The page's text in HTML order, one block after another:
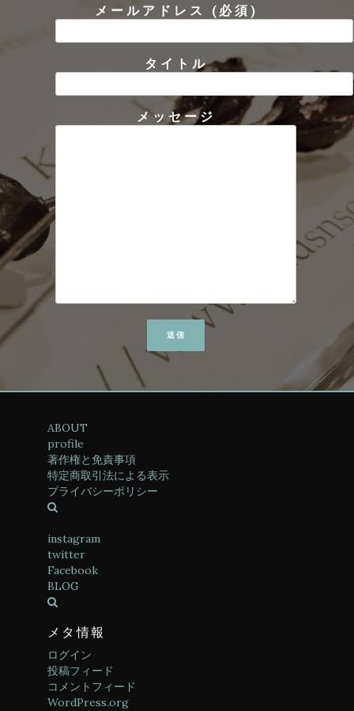
メールアドレス (必須)
タイトル
メッセージ
ABOUT
profile
著作権と免責事項
特定商取引法による表示
プライバシーポリシー
instagram
twitter
Facebook
BLOG
メタ情報
ログイン
投稿フィード
コメントフィード
WordPress.org